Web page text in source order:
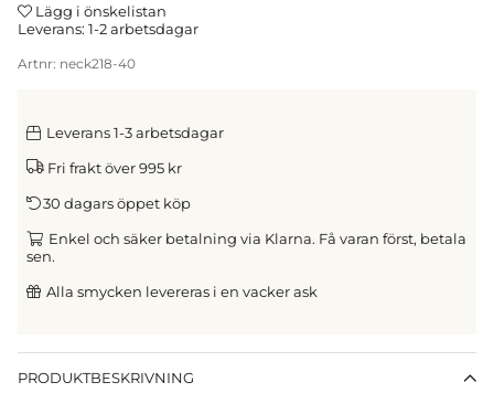
Lägg i önskelistan
Leverans: 1-2 arbetsdagar
Artnr: neck218-40
Leverans 1-3 arbetsdagar
Fri frakt över 995 kr
30 dagars öppet köp
Enkel och säker betalning via Klarna. Få varan först, betala
sen.
Alla smycken levereras i en vacker ask
PRODUKTBESKRIVNING